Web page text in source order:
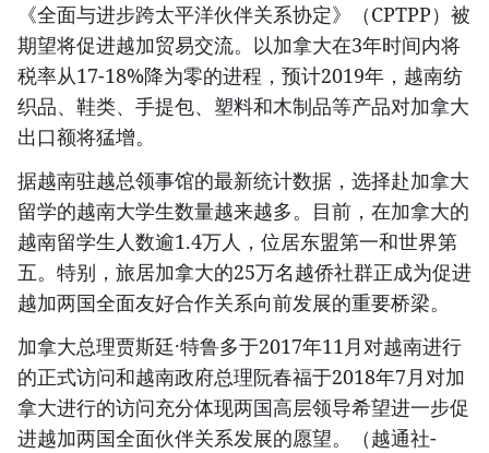
《全面与进步跨太平洋伙伴关系协定》（CPTPP）被
期望将促进越加贸易交流。以加拿大在3年时间内将
税率从17-18%降为零的进程，预计2019年，越南纺
织品、鞋类、手提包、塑料和木制品等产品对加拿大
出口额将猛增。
据越南驻越总领事馆的最新统计数据，选择赴加拿大
留学的越南大学生数量越来越多。目前，在加拿大的
越南留学生人数逾1.4万人，位居东盟第一和世界第
五。特别，旅居加拿大的25万名越侨社群正成为促进
越加两国全面友好合作关系向前发展的重要桥梁。
加拿大总理贾斯廷·特鲁多于2017年11月对越南进行
的正式访问和越南政府总理阮春福于2018年7月对加
拿大进行的访问充分体现两国高层领导希望进一步促
进越加两国全面伙伴关系发展的愿望。（越通社-